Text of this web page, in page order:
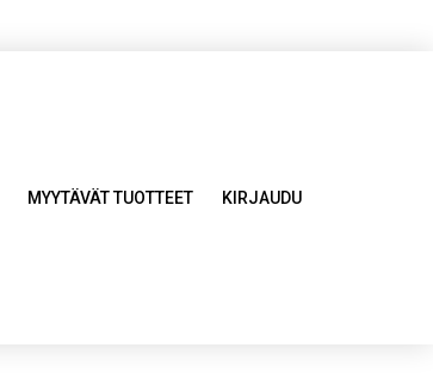
MYYTÄVÄT TUOTTEET KIRJAUDU